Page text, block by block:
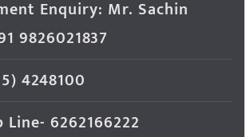
Enquiry: Mr. Sachin
9826021837
4248100
6262166222